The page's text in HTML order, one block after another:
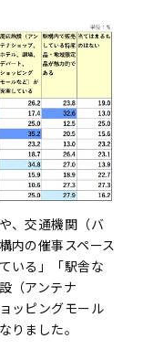
、交通機関（バ
内の催事スペース
いる」「駅舎な
（アンテナ
ッピングモール
りました。